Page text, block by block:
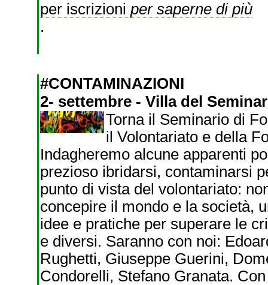
per iscrizioni per saperne di più
.
#CONTAMINAZIONI
2- settembre - Villa del
Torna il Seminario di
il Volontariato e della
Indagheremo alcune apparenti
prezioso ibridarsi, contaminarsi
punto di vista del volontariato:
concepire il mondo e la società,
idee e pratiche per superare le
e diversi. Saranno con noi:
Rughetti, Giuseppe Guerini,
Condorelli, Stefano Granata.